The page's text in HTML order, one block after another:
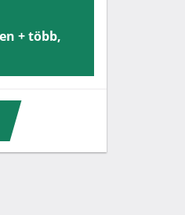
+ több,